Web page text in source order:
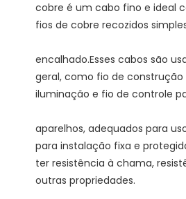
cobre é um cabo fino e ideal
encalhado.Esses cabos são
geral, como fio de construção
aparelhos, adequados para
para instalação fixa e
ter resistência à chama,